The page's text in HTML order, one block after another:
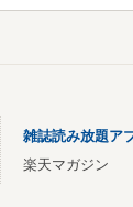
雑誌読み放題ア
楽天マガジン